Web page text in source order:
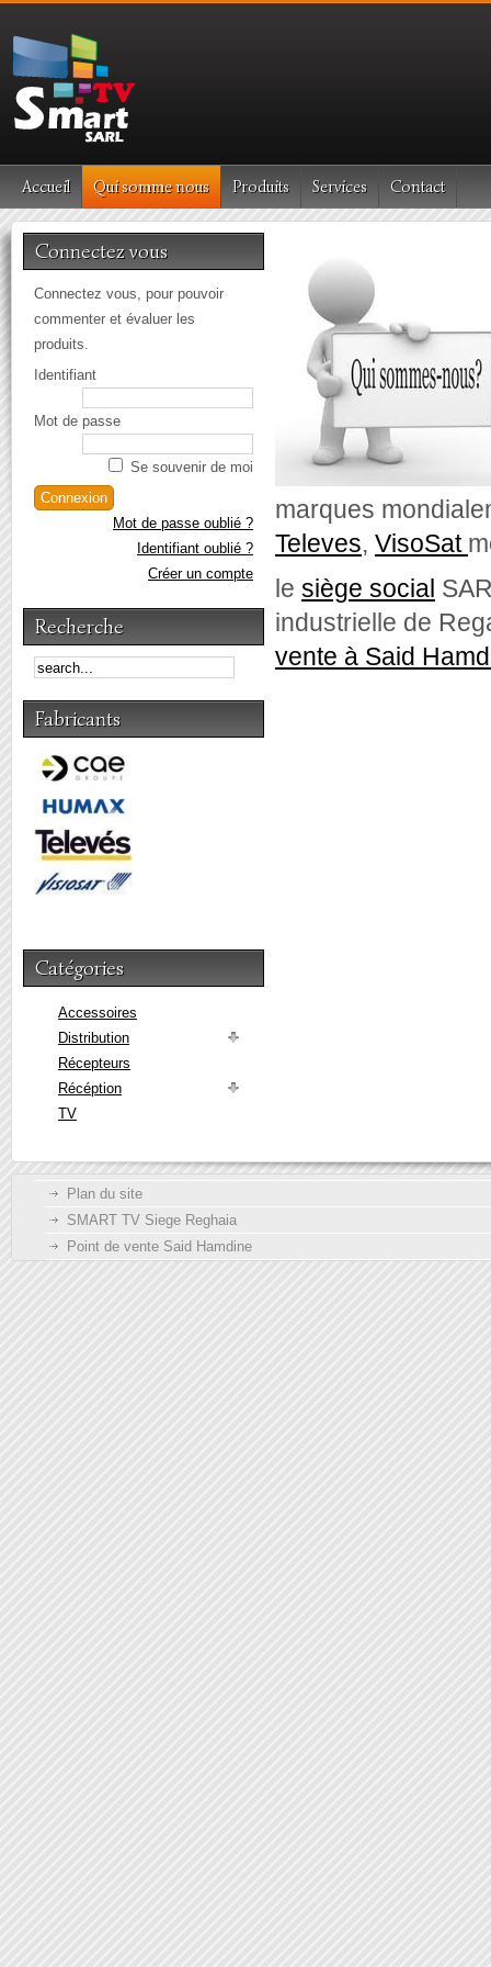
Accueil Qui somme nous Produits Services Contact
Connectez vous
Connectez vous, pour pouvoir
commenter et évaluer les
produits.
Identifiant
Mot de passe
Se souvenir de moi
Mot de passe oublié ?
Identifiant oublié ?
Créer un compte
Recherche
Fabricants
Catégories
Accessoires
Distribution
Récepteurs
Récéption
TV
marques
Televes, VisoSat
le siège social
industrielle de
vente à Said
Plan du site
SMART TV Siege Reghaia
Point de vente Said Hamdine